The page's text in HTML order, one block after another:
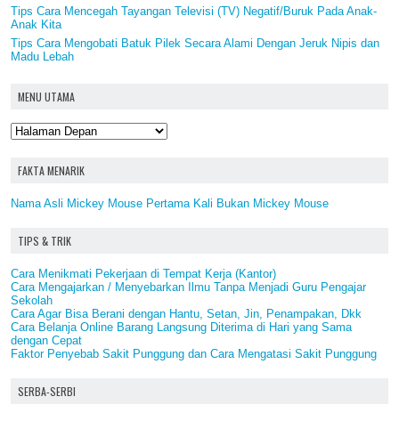
Tips Cara Mencegah Tayangan Televisi (TV) Negatif/Buruk Pada Anak-
Anak Kita
Tips Cara Mengobati Batuk Pilek Secara Alami Dengan Jeruk Nipis dan
Madu Lebah
MENU UTAMA
FAKTA MENARIK
Nama Asli Mickey Mouse Pertama Kali Bukan Mickey Mouse
TIPS & TRIK
Cara Menikmati Pekerjaan di Tempat Kerja (Kantor)
Cara Mengajarkan / Menyebarkan Ilmu Tanpa Menjadi Guru Pengajar
Sekolah
Cara Agar Bisa Berani dengan Hantu, Setan, Jin, Penampakan, Dkk
Cara Belanja Online Barang Langsung Diterima di Hari yang Sama
dengan Cepat
Faktor Penyebab Sakit Punggung dan Cara Mengatasi Sakit Punggung
SERBA-SERBI